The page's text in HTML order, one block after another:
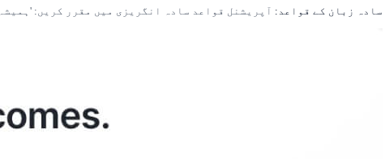
سادہ زبان کے قواعد: آپریشنل قواعد سادہ انگریزی میں مقرر کریں: 'ہمیشہ 3 راتوں سے زائد قیام کے لیے جلد چیک ان کی پیشکش کریں۔'